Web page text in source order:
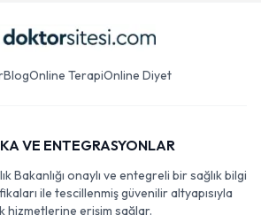
BlogOnline TerapiOnline Diyet
VE ENTEGRASYONLAR
Bakanlığı onaylı ve entegreli bir sağlık bilgi
ile tescillenmiş güvenilir altyapısıyla
hizmetlerine erişim sağlar.